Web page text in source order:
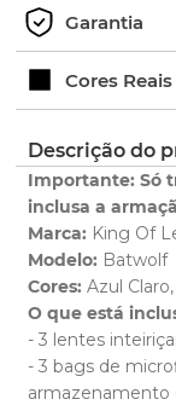
alguns
Exemplo de
Clique aquie
Os pedidos
úteis.
Verifique o
pedido.
Garantia
Ao adquirir
ano de
Saiba mais
Cores Reais
redirecionado
Descrição do
Importante: Só
inclusa a
Marca: King Of
Modelo: Batwolf
Cores: Azul
O que está
- 3 lentes
- 3 bags de
armazenamento